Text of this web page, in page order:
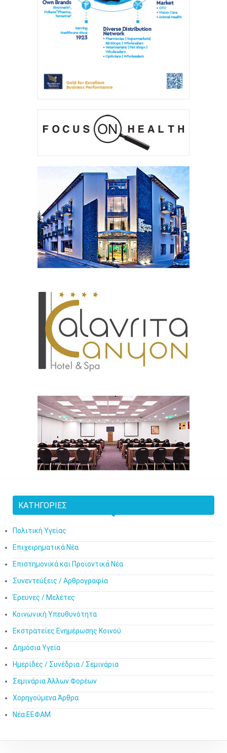
ΚΑΤΗΓΟΡΊΕΣ
Πολιτική Υγείας
Επιχειρηματικά Νέα
Επιστημονικά και Προϊοντικά Νέα
Συνεντεύξεις / Αρθρογραφία
Έρευνες / Μελέτες
Κοινωνική Υπευθυνότητα
Εκστρατείες Ενημέρωσης Κοινού
Δημόσια Υγεία
Ημερίδες / Συνέδρια / Σεμινάρια
Σεμινάρια Άλλων Φορέων
Χορηγούμενα Άρθρα
Νέα ΕΕΦΑΜ